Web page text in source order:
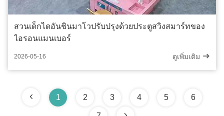
สวนเด็กไดอันชินมาโวปรับปรุงด้วยประตูสวิงสมาร์ทของ
ไอรอนแมนเบอร์
2026-05-16 ดูเพิ่มเติม
1 2 3 4 5 6